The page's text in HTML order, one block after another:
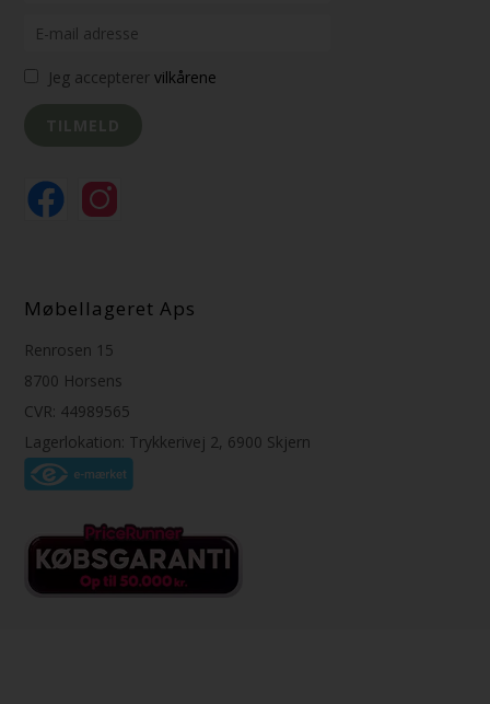
Jeg accepterervilkårene
Møbellageret Aps
Renrosen 15
8700 Horsens
CVR: 44989565
Lagerlokation: Trykkerivej 2, 6900 Skjern